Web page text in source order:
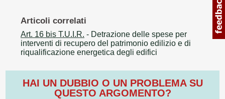
Articoli correlati
Art. 16 bis T.U.I.R. - Detrazione delle spese per
interventi di recupero del patrimonio edilizio e di
riqualificazione energetica degli edifici
HAI UN DUBBIO O UN PROBLEMA SU
QUESTO ARGOMENTO?